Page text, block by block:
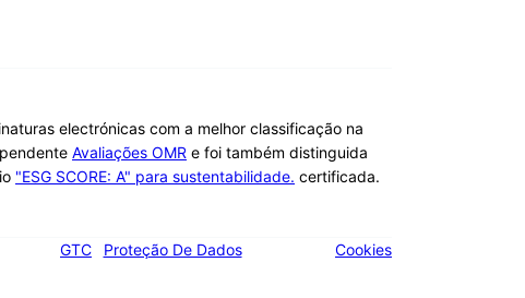
electrónicas com a melhor classificação na
Avaliações OMR e foi também distinguida
"ESG SCORE: A" para sustentabilidade. certificada.
GTC Proteção De Dados Cookies